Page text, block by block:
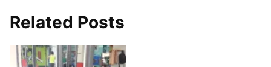
Related Posts